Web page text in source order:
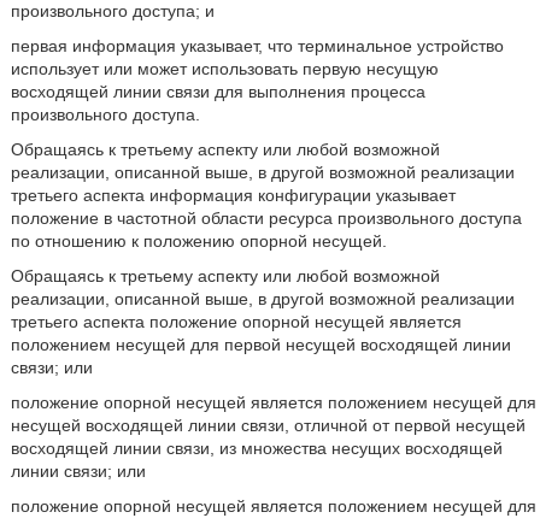
произвольного доступа; и
первая информация указывает, что терминальное устройство
использует или может использовать первую несущую
восходящей линии связи для выполнения процесса
произвольного доступа.
Обращаясь к третьему аспекту или любой возможной
реализации, описанной выше, в другой возможной реализации
третьего аспекта информация конфигурации указывает
положение в частотной области ресурса произвольного доступа
по отношению к положению опорной несущей.
Обращаясь к третьему аспекту или любой возможной
реализации, описанной выше, в другой возможной реализации
третьего аспекта положение опорной несущей является
положением несущей для первой несущей восходящей линии
связи; или
положение опорной несущей является положением несущей для
несущей восходящей линии связи, отличной от первой несущей
восходящей линии связи, из множества несущих восходящей
линии связи; или
положение опорной несущей является положением несущей для